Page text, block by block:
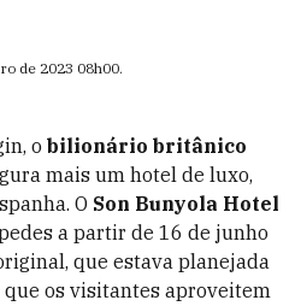
de 2023 08h00.
o bilionário britânico
mais um hotel de luxo,
O Son Bunyola Hotel
a partir de 16 de junho
que estava planejada
os visitantes aproveitem